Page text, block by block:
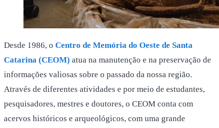
Desde 1986, o Centro de Memória do Oeste de Santa
Catarina (CEOM) atua na manutenção e na preservação de
informações valiosas sobre o passado da nossa região.
Através de diferentes atividades e por meio de estudantes,
pesquisadores, mestres e doutores, o CEOM conta com
acervos históricos e arqueológicos, com uma grande